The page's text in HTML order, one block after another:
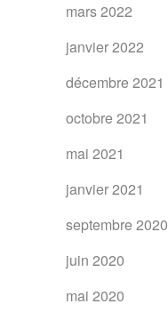
mars 2022
janvier 2022
décembre 2021
octobre 2021
mai 2021
janvier 2021
septembre 2020
juin 2020
mai 2020